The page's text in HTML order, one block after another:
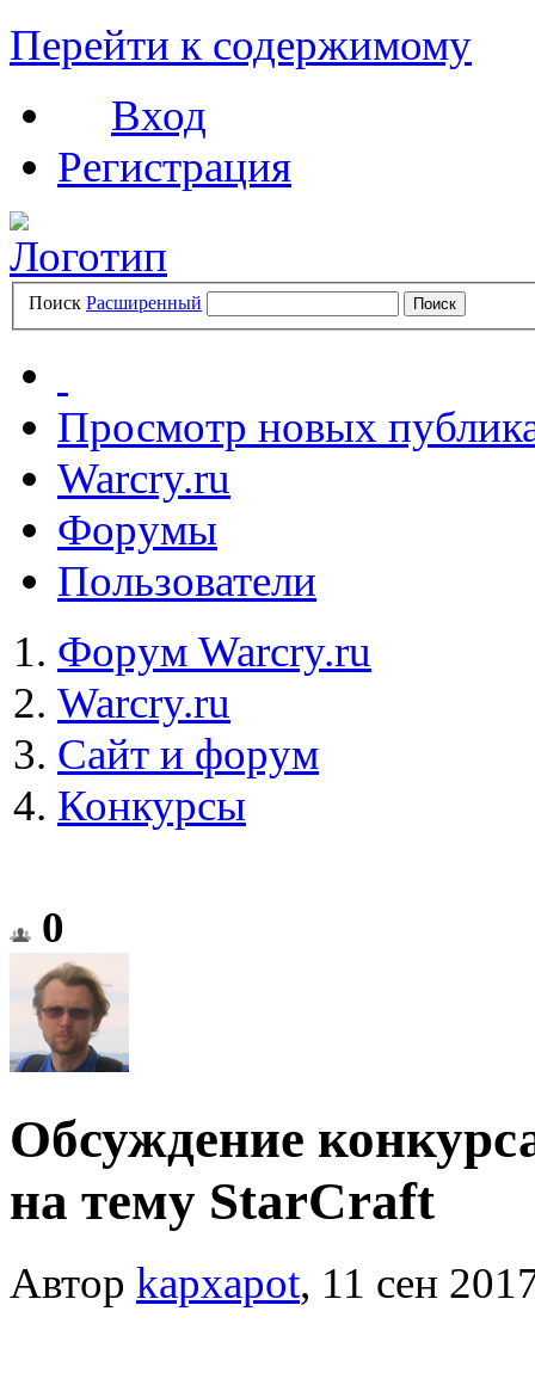
Перейти к содержимому
Вход
Регистрация
Поиск Расширенный
Просмотр новых
Warcry.ru
Форумы
Пользователи
Форум Warcry.ru
Warcry.ru
Сайт и форум
Конкурсы
0
Обсуждение
на тему StarCraft
Автор kapxapot, 11 сен